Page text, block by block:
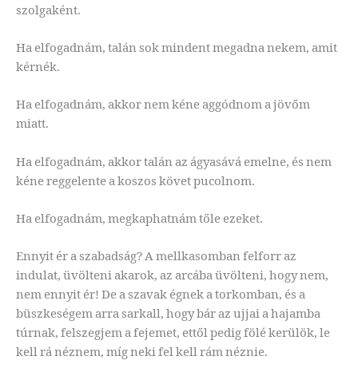
szolgaként.
Ha elfogadnám, talán sok mindent megadna nekem, amit
kérnék.
Ha elfogadnám, akkor nem kéne aggódnom a jövőm
miatt.
Ha elfogadnám, akkor talán az ágyasává emelne, és nem
kéne reggelente a koszos követ pucolnom.
Ha elfogadnám, megkaphatnám tőle ezeket.
Ennyit ér a szabadság? A mellkasomban felforr az
indulat, üvölteni akarok, az arcába üvölteni, hogy nem,
nem ennyit ér! De a szavak égnek a torkomban, és a
büszkeségem arra sarkall, hogy bár az ujjai a hajamba
túrnak, felszegjem a fejemet, ettől pedig fölé kerülök, le
kell rá néznem, míg neki fel kell rám néznie.